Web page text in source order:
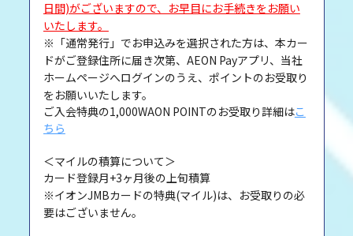
日間)がございますので、お早目にお手続きをお願い
いたします。
※「通常発行」でお申込みを選択された方は、本カー
ドがご登録住所に届き次第、AEON Payアプリ、当社
ホームページへログインのうえ、ポイントのお受取り
をお願いいたします。
ご入会特典の1,000WAON POINTのお受取り詳細はこ
ちら
＜マイルの積算について＞
カード登録月+3ヶ月後の上旬積算
※イオンJMBカードの特典(マイル)は、お受取りの必
要はございません。